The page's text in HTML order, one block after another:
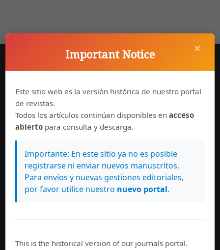
Consejo Editorial
Órgano interno encargado de la recepción, análisis y
asignación de evaluadores internos y externos, de los
aportes y/o documentos que ingresan a esta Revista.
Grupo de investigadores de alto nivel en diferentes
ramas y problemáticas de la historiografía
iberoamericana y mundial; encargado de asesorar,
valorar, evaluar y recomendar las distintas directrices y
publicaciones de esta revista.
×
Important Notice
Este sitio web es la versión histórica de nuestro portal
de revistas.
Todos los artículos continúan disponibles enacceso
abierto para consulta y descarga.
Importante: En este sitio ya no es posible
registrarse ni enviar nuevos manuscritos.
Para envíos y nuevas gestiones editoriales,
por favor utilice nuestro nuevo portal.
This is the historical version of our journals portal.